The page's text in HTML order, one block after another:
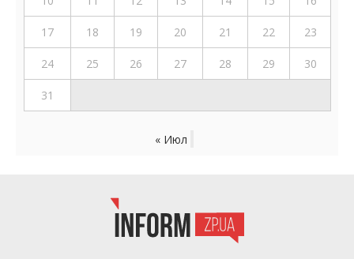
17 18 19 20 21 22 23
24 25 26 27 28 29 30
31
« Июл